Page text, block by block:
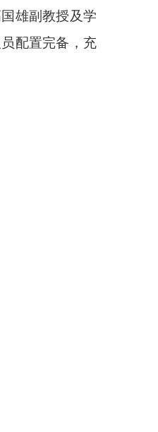
雄副教授及学
配置完备，充